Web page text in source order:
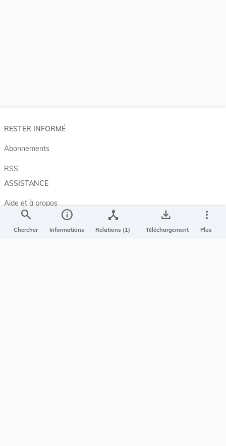
search
Chercher
info
Informations
device_hub
Relations (1)
save_alt
Téléchargement
more_vert
Plus
RESTER INFORMÉ
Abonnements
RSS
ASSISTANCE
Aide et à propos